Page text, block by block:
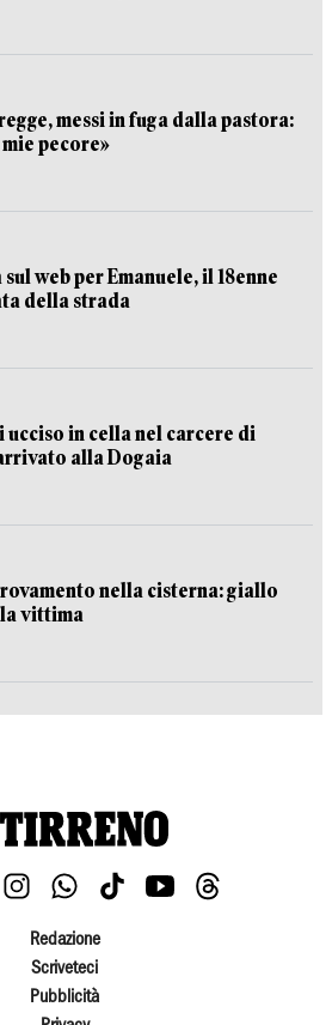
messi in fuga dalla pastora:
pecore»
web per Emanuele, il 18enne
della strada
ucciso in cella nel carcere di
alla Dogaia
nella cisterna: giallo
la vittima
Redazione
Scriveteci
Pubblicità